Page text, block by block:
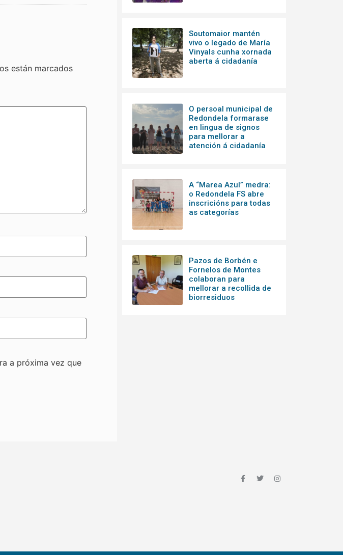
están marcados
a próxima vez que
Soutomaior mantén
vivo o legado de María
Vinyals cunha xornada
aberta á cidadanía
O persoal municipal de
Redondela formarase
en lingua de signos
para mellorar a
atención á cidadanía
A “Marea Azul” medra:
o Redondela FS abre
inscricións para todas
as categorías
Pazos de Borbén e
Fornelos de Montes
colaboran para
mellorar a recollida de
biorresiduos